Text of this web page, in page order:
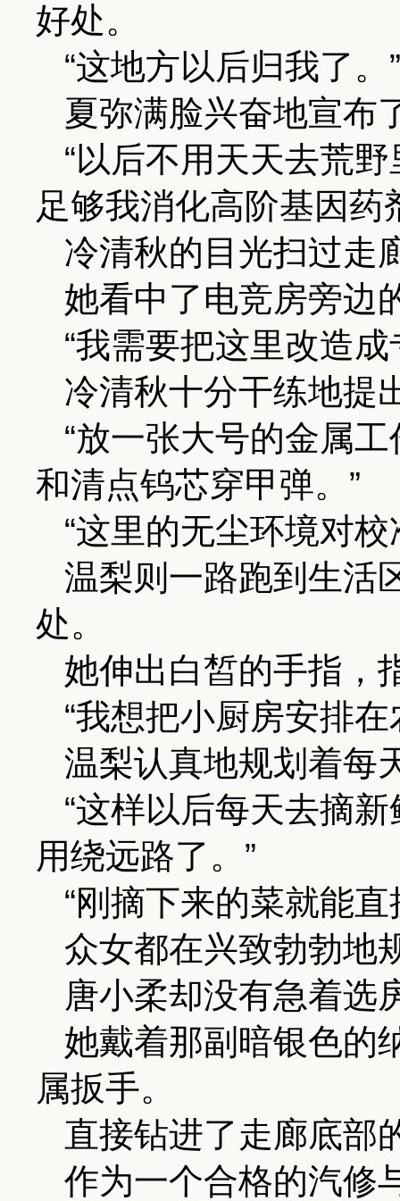
好处。
“这地方以后归我了。”
夏弥满脸兴奋地宣布
“以后不用天天去荒
足够我消化高阶基因药
冷清秋的目光扫过走
她看中了电竞房旁边
“我需要把这里改造
冷清秋十分干练地提
“放一张大号的金属
和清点钨芯穿甲弹。”
“这里的无尘环境对
温梨则一路跑到生活
处。
她伸出白皙的手指，
“我想把小厨房安排
温梨认真地规划着每
“这样以后每天去摘
用绕远路了。”
“刚摘下来的菜就能直
众女都在兴致勃勃地
唐小柔却没有急着选
她戴着那副暗银色的
属扳手。
直接钻进了走廊底部
作为一个合格的汽修